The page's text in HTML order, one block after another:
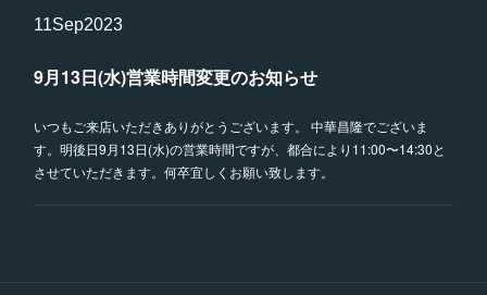
11Sep2023
9月13日(水)営業時間変更のお知らせ
いつもご来店いただきありがとうございます。 中華昌隆でございま
す。明後日9月13日(水)の営業時間ですが、都合により11:00〜14:30と
させていただきます。何卒宜しくお願い致します。